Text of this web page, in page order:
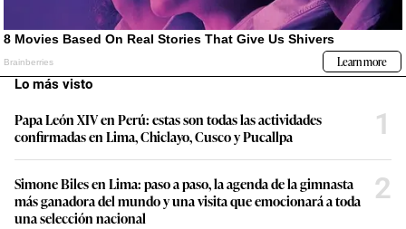
Lo más visto
Papa León XIV en Perú: estas son todas las actividades
confirmadas en Lima, Chiclayo, Cusco y Pucallpa
1
Simone Biles en Lima: paso a paso, la agenda de la gimnasta
más ganadora del mundo y una visita que emocionará a toda
una selección nacional
2